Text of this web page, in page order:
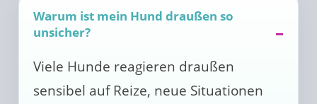
Warum ist mein Hund draußen so
unsicher?
Viele Hunde reagieren draußen
sensibel auf Reize, neue Situationen